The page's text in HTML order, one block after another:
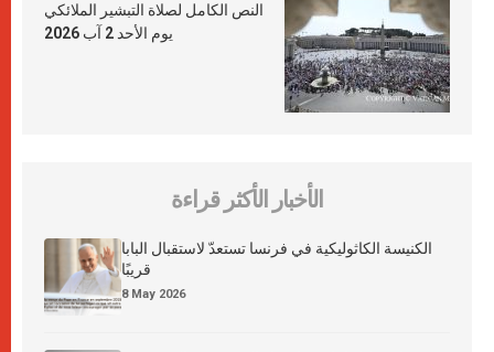
النص الكامل لصلاة التبشير الملائكي
يوم الأحد 2 آب 2026
الأخبار الأكثر قراءة
الكنيسة الكاثوليكية في فرنسا تستعدّ لاستقبال البابا
قريبًا
8 May 2026